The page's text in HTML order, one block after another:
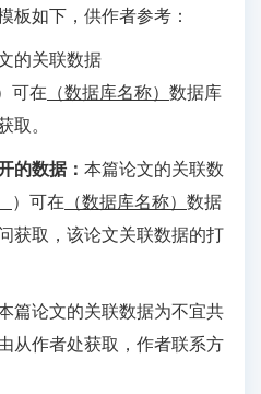
板如下，供作者参考：
的关联数据
可在 （数据库名称） 数据库
取。
的数据： 本篇论文的关联数
）可在 （数据库名称） 数据
获取，该论文关联数据的打
篇论文的关联数据为不宜共
从作者处获取，作者联系方